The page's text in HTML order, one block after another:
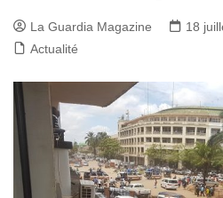
La Guardia Magazine 18
Actualité